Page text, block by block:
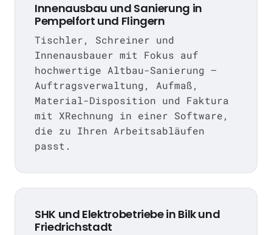
Innenausbau und Sanierung in
Pempelfort und Flingern
Tischler, Schreiner und
Innenausbauer mit Fokus auf
hochwertige Altbau-Sanierung —
Auftragsverwaltung, Aufmaß,
Material-Disposition und Faktura
mit XRechnung in einer Software,
die zu Ihren Arbeitsabläufen
passt.
SHK und Elektrobetriebe in Bilk und
Friedrichstadt